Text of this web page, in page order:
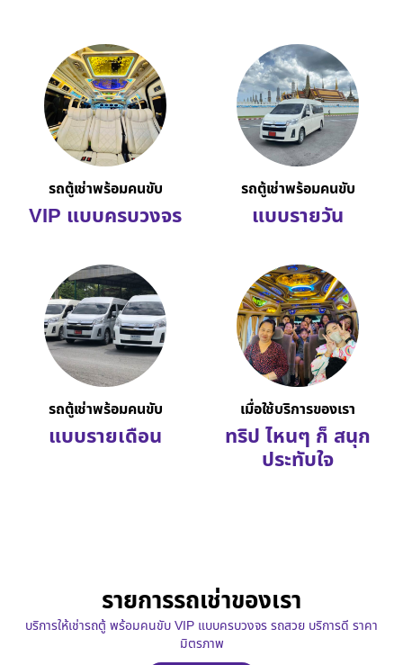
รถตู้เช่าพร้อมคนขับ
VIP แบบครบวงจร
รถตู้เช่าพร้อมคนขับ
แบบรายวัน
รถตู้เช่าพร้อมคนขับ
แบบรายเดือน
เมื่อใช้บริการของเรา
ทริป ไหนๆ ก็ สนุก
ประทับใจ
รายการรถเช่าของเรา
บริการให้เช่ารถตู้ พร้อมคนขับ VIP แบบครบวงจร รถสวย บริการดี ราคา
มิตรภาพ